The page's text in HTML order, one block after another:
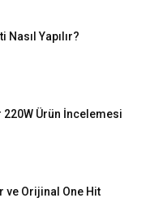
Yapılır?
Ürün İncelemesi
ve Orijinal One Hit